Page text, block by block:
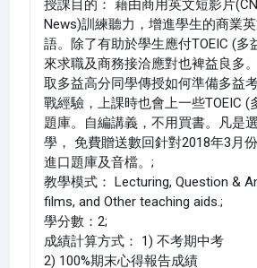
授課目的： 藉由商用英文短影片
News)訓練聽力，增進學生的商業
語。除了有助於學生應付TOEIC (多
來求職及商務接洽應對也裨益良多
取多益高分同學傳授如何準備多益
戰經驗，上課時也會上一些TOEIC (
題庫。自編講義，不用買書。凡是
學， 免費贈送數回針對2018年3月
進口題庫及音檔。;
教學模式： Lecturing, Question &
films, and Other teaching aids.;
學分數：2;
成績計算方式： 1) 不考期中考
2) 100%期末心得報告成績